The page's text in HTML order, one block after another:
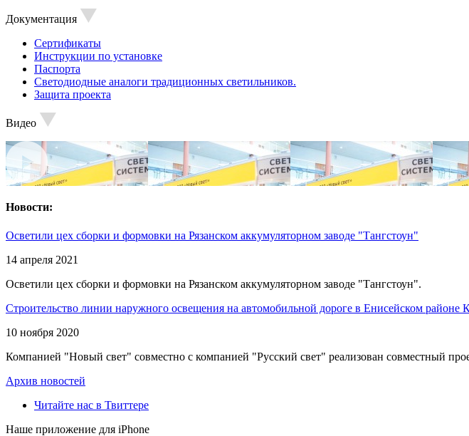
Документация
Сертификаты
Инструкции по установке
Паспорта
Светодиодные аналоги традиционных светильников.
Защита проекта
Видео
Новости:
Осветили цех сборки и формовки на Рязанском аккумуляторном заводе "Тангстоун"
14 апреля 2021
Осветили цех сборки и формовки на Рязанском аккумуляторном заводе "Тангстоун".
Строительство линии наружного освещения на автомобильной дороге в Енисейском районе
10 ноября 2020
Компанией "Новый свет" совместно с компанией "Русский свет" реализован совместный
Архив новостей
Читайте нас в Твиттере
Наше приложение для iPhone